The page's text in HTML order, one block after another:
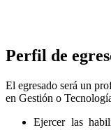
Perfil de
El egresado será un
en Gestión o
Ejercer las